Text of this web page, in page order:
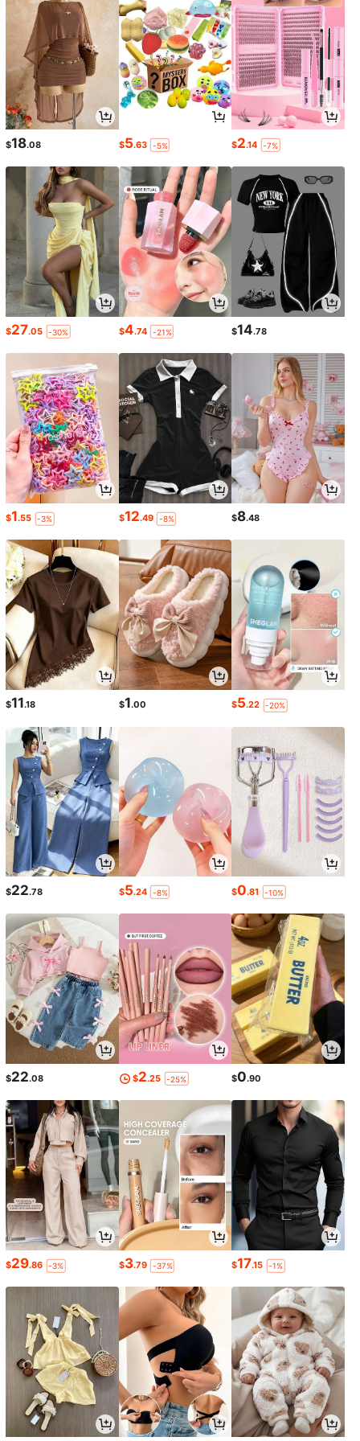
$18.08 $5.63 -5% $2.14 -7%
$27.05 -30% $4.74 -21% $14.78
$1.55 -3% $12.49 -8% $8.48
$11.18 $1.00 $5.22 -20%
$22.78 $5.24 -8% $0.81 -10%
$22.08 $2.25 -25% $0.90
$29.86 -3% $3.79 -37% $17.15 -1%